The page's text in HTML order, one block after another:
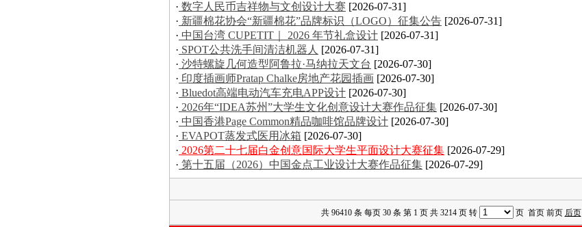
· 数字人民币吉祥物与文创设计大赛 [2026-07-31]
· 新疆棉花协会“新疆棉花”品牌标识（LOGO）征集公告 [2026-07-31]
· 中国台湾 CUPETIT｜ 2026 年节礼盒设计 [2026-07-31]
· SPOT公共洗手间清洁机器人 [2026-07-31]
· 沙特螺旋几何造型阿鲁拉·马纳拉天文台 [2026-07-30]
· 印度插画师Pratap Chalke房地产花园插画 [2026-07-30]
· Bluedot高端电动汽车充电APP设计 [2026-07-30]
· 2026年“IDEA苏州”大学生文化创意设计大赛作品征集 [2026-07-30]
· 中国香港Page Common精品咖啡馆品牌设计 [2026-07-30]
· EVAPOT蒸发式医用冰箱 [2026-07-30]
· 2026第二十七届白金创意国际大学生平面设计大赛征集 [2026-07-29]
· 第十五届（2026）中国金点工业设计大赛作品征集 [2026-07-29]
共 96410 条 每页 30 条 第 1 页 共 3214 页 转 页 首页 前页 后页